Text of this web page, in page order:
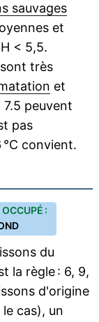
sauvages
et
< 5,5.
très
et
7.5 peuvent
pas
convient.
:
du
la règle : 6, 9,
d'origine
cas), un